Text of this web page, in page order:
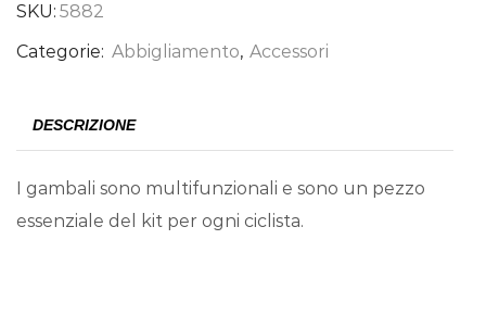
SKU: 5882
Categorie: Abbigliamento, Accessori
DESCRIZIONE
I gambali sono multifunzionali e sono un pezzo
essenziale del kit per ogni ciclista.